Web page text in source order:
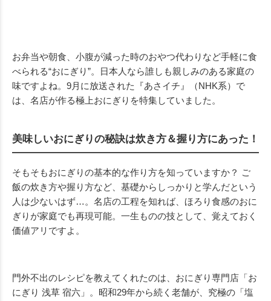
お弁当や朝食、小腹が減った時のおやつ代わりなど手軽に食
べられる“おにぎり”。日本人なら誰しも親しみのある家庭の
味ですよね。9月に放送された『あさイチ』（NHK系）で
は、名店が作る極上おにぎりを特集していました。
美味しいおにぎりの秘訣は炊き方＆握り方にあった！
そもそもおにぎりの基本的な作り方を知っていますか？ ご
飯の炊き方や握り方など、基礎からしっかりと学んだという
人は少ないはず…。名店の工程を知れば、ほろり食感のおに
ぎりが家庭でも再現可能。一生ものの技として、覚えておく
価値アリですよ。
門外不出のレシピを教えてくれたのは、おにぎり専門店「お
にぎり 浅草 宿六」。昭和29年から続く老舗が、究極の「塩